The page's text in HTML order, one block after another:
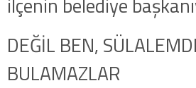
ilçenin belediye
DEĞİL BEN,
BULAMAZLAR